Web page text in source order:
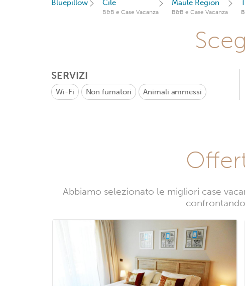
Bluepillow Cile
B&B e Case Vacanza
Maule Region
B&B e Case Vacanza
SERVIZI
Wi-Fi Non fumatori Animali ammessi
Abbiamo selezionato le migliori case